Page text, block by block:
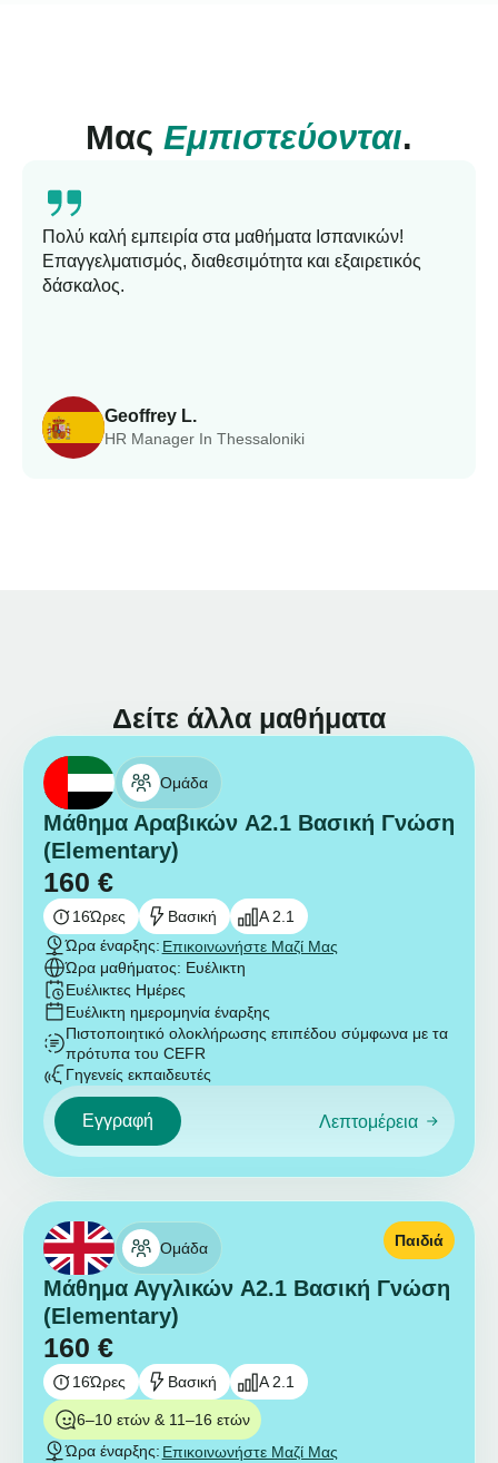
Μας Εμπιστεύονται.
Geoffrey L.
HR Manager In Thessaloniki
Πολύ καλή εμπειρία στα μαθήματα Ισπανικών!
Επαγγελματισμός, διαθεσιμότητα και εξαιρετικός
δάσκαλος.
Δείτε άλλα μαθήματα
Ομάδα
Μάθημα Αραβικών A2.1 Βασική Γνώση
(Elementary)
160 €
16Ώρες Βασική
A 2.1
Ώρα έναρξης: Επικοινωνήστε Μαζί Μας
Ώρα μαθήματος: Ευέλικτη
Ευέλικτες Ημέρες
Ευέλικτη ημερομηνία έναρξης
Πιστοποιητικό ολοκλήρωσης επιπέδου σύμφωνα με τα
πρότυπα του CEFR
Γηγενείς εκπαιδευτές
Εγγραφή Λεπτομέρεια
Ομάδα
Μάθημα Αγγλικών A2.1 Βασική Γνώση
(Elementary)
160 €
Παιδιά
16Ώρες Βασική A 2.1
6–10 ετών & 11–16 ετών
Ώρα έναρξης: Επικοινωνήστε Μαζί Μας